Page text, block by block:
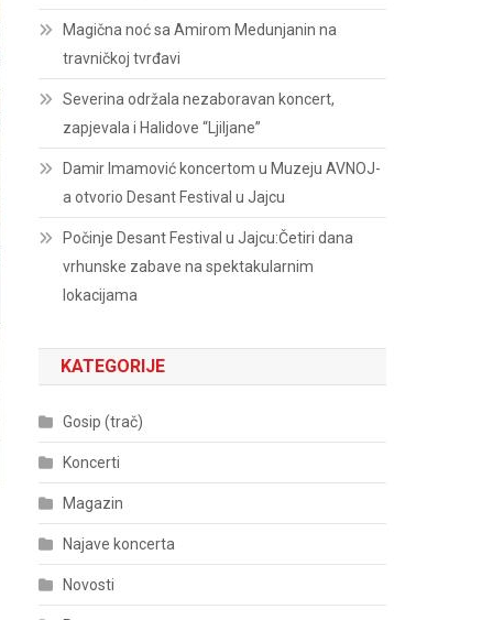
Magična noć sa Amirom Medunjanin na
travničkoj tvrđavi
Severina održala nezaboravan koncert,
zapjevala i Halidove “Ljiljane”
Damir Imamović koncertom u Muzeju AVNOJ-
a otvorio Desant Festival u Jajcu
Počinje Desant Festival u Jajcu:Četiri dana
vrhunske zabave na spektakularnim
lokacijama
KATEGORIJE
Gosip (trač)
Koncerti
Magazin
Najave koncerta
Novosti